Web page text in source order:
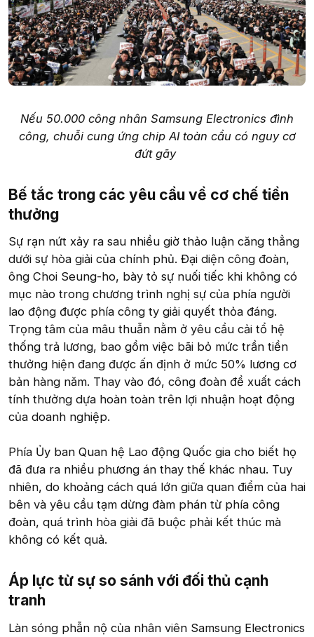
Nếu 50.000 công nhân Samsung Electronics đình
công, chuỗi cung ứng chip AI toàn cầu có nguy cơ
đứt gãy
Bế tắc trong các yêu cầu về cơ chế tiền
thưởng​
Sự rạn nứt xảy ra sau nhiều giờ thảo luận căng thẳng
dưới sự hòa giải của chính phủ. Đại diện công đoàn,
ông Choi Seung-ho, bày tỏ sự nuối tiếc khi không có
mục nào trong chương trình nghị sự của phía người
lao động được phía công ty giải quyết thỏa đáng.
Trọng tâm của mâu thuẫn nằm ở yêu cầu cải tổ hệ
thống trả lương, bao gồm việc bãi bỏ mức trần tiền
thưởng hiện đang được ấn định ở mức 50% lương cơ
bản hàng năm. Thay vào đó, công đoàn đề xuất cách
tính thưởng dựa hoàn toàn trên lợi nhuận hoạt động
của doanh nghiệp.
Phía Ủy ban Quan hệ Lao động Quốc gia cho biết họ
đã đưa ra nhiều phương án thay thế khác nhau. Tuy
nhiên, do khoảng cách quá lớn giữa quan điểm của hai
bên và yêu cầu tạm dừng đàm phán từ phía công
đoàn, quá trình hòa giải đã buộc phải kết thúc mà
không có kết quả.
Áp lực từ sự so sánh với đối thủ cạnh
tranh​
Làn sóng phẫn nộ của nhân viên Samsung Electronics